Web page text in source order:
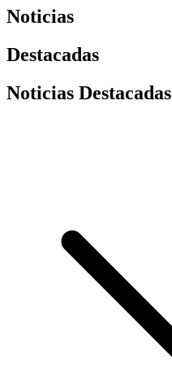
Noticias
Destacadas
Noticias Destacadas